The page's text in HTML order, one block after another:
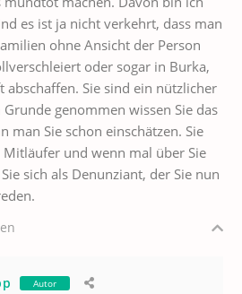
es ist ja nicht verkehrt, dass man
ohne Ansicht der Person
oder sogar in Burka,
abschaffen. Sie sind ein nützlicher
genommen wissen Sie das
man Sie schon einschätzen. Sie
und wenn mal über Sie
sich als Denunziant, der Sie nun
Autor